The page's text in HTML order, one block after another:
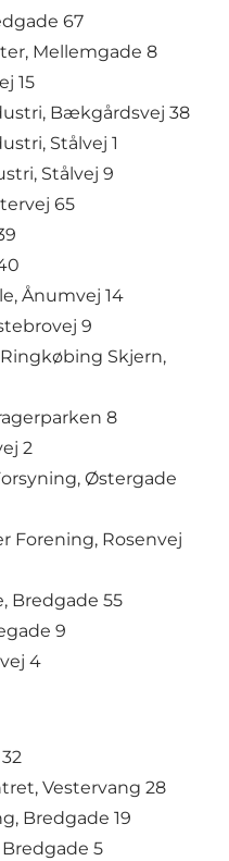
67
Mellemgade 8
15
Bækgårdsvej 38
Stålvej 1
Stålvej 9
65
Ånumvej 14
9
Skjern,
8
2
Østergade
Forening, Rosenvej
Bredgade 55
9
4
Vestervang 28
Bredgade 19
5